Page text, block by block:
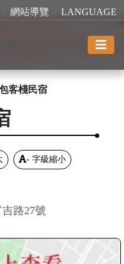
網站導覽 LANGUAGE
客棧民宿
- 字級縮小
路27號